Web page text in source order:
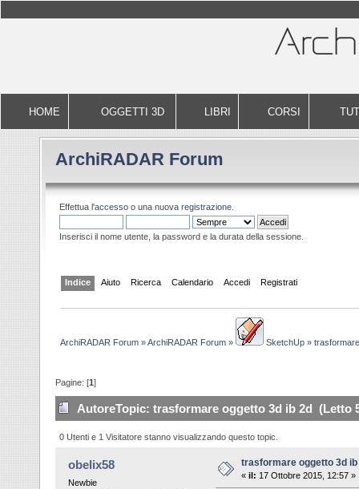
HOME OGGETTI 3D LIBRI CORSI
ArchiRADAR Forum
Effettua l'accesso o una nuova registrazione.
Inserisci il nome utente, la password e la durata della sessione.
Indice Aiuto Ricerca Calendario Accedi Registrati
ArchiRADAR Forum »ArchiRADAR Forum » SketchUp »
Pagine: [1]
AutoreTopic: trasformare oggetto 3d ib 2d (Letto
0 Utenti e 1 Visitatore stanno visualizzando questo topic.
obelix58
Newbie
trasformare oggetto 3d ib
« il: 17 Ottobre 2015, 12:57 »